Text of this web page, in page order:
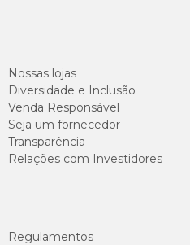
comprimido
comprimido
2
comprimidos
1 + 1/2
3
comprimidos
Nossas lojas
Diversidade e Inclusão
Venda Responsável
Seja um fornecedor
Transparência
Relações com Investidores
Regulamentos